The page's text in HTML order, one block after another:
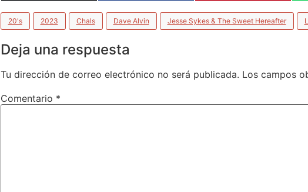
20's 2023 Chals Dave Alvin Jesse Sykes & The Sweet Hereafter
Deja una respuesta
Tu dirección de correo electrónico no será publicada. Los campos
Comentario *